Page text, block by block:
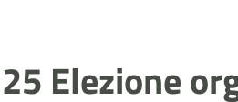
Elezione